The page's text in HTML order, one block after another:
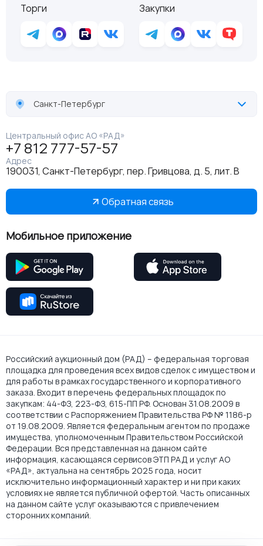
Торги
Закупки
Санкт-Петербург
Центральный офис АО «РАД»
+7 812 777-57-57
Адрес
190031, Санкт-Петербург, пер. Гривцова, д. 5, лит. В
Обратная связь
Мобильное приложение
Российский аукционный дом (РАД) – федеральная торговая
площадка для проведения всех видов сделок с имуществом и
для работы в рамках государственного и корпоративного
заказа. Входит в перечень федеральных площадок по
закупкам: 44-ФЗ, 223-ФЗ, 615-ПП РФ. Основан 31.08.2009 в
соответствии с Распоряжением Правительства РФ № 1186-р
от 19.08.2009. Является федеральным агентом по продаже
имущества, уполномоченным Правительством Российской
Федерации. Вся представленная на данном сайте
информация, касающаяся сервисов ЭТП РАД и услуг АО
«РАД», актуальна на сентябрь 2025 года, носит
исключительно информационный характер и ни при каких
условиях не является публичной офертой. Часть описанных
на данном сайте услуг оказываются с привлечением
сторонних компаний.